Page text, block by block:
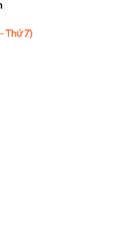
Thứ 7)